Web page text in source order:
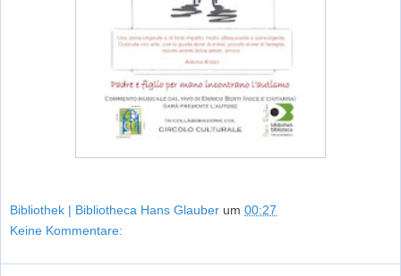
Bibliothek | Bibliotheca Hans Glauber um 00:27
Keine Kommentare: